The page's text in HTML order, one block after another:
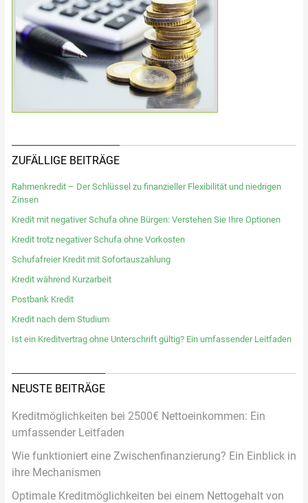
ZUFÄLLIGE BEITRÄGE
Rahmenkredit – Der Schlüssel zu finanzieller Flexibilität und niedrigen
Zinsen
Kredit mit negativer Schufa ohne Bürgen: Verstehen Sie Ihre Optionen
Kredit trotz negativer Schufa ohne Vorkosten
Schufafreier Kredit mit Sofortauszahlung
Kredit während Kurzarbeit
Postbank Kredit
Kredit nach dem Studium
Ist ein Kreditvertrag ohne Unterschrift gültig? Ein umfassender Leitfaden
NEUSTE BEITRÄGE
Kreditmöglichkeiten bei 2500€ Nettoeinkommen: Ein
umfassender Leitfaden
Wie funktioniert eine Zwischenfinanzierung? Ein Einblick in
ihre Mechanismen
Optimale Kreditmöglichkeiten bei einem Nettogehalt von